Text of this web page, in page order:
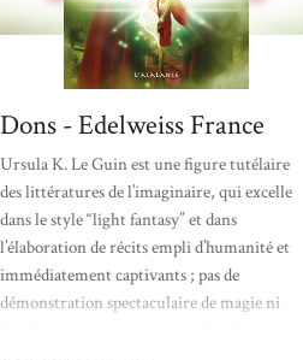
Dons - Edelweiss France
Ursula K. Le Guin est une figure tutélaire
des littératures de l’imaginaire, qui excelle
dans le style “light fantasy” et dans
l’élaboration de récits empli d’humanité et
immédiatement captivants ; pas de
démonstration spectaculaire de magie ni